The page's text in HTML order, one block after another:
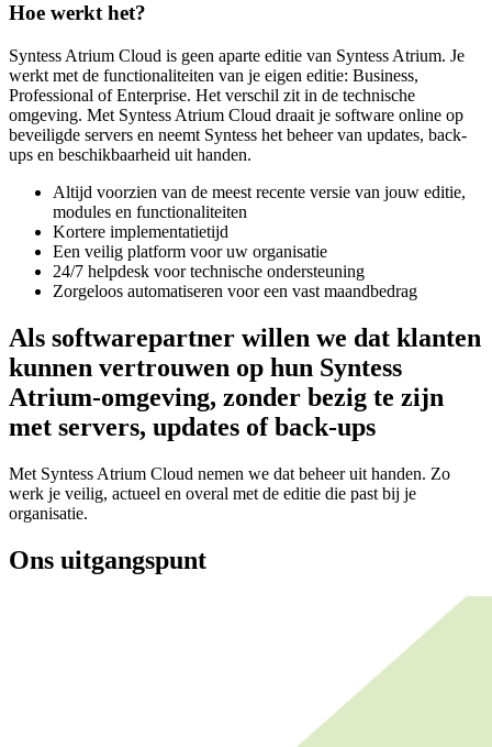
Hoe werkt het?
Syntess Atrium Cloud is geen aparte editie van Syntess Atrium. Je
werkt met de functionaliteiten van je eigen editie: Business,
Professional of Enterprise. Het verschil zit in de technische
omgeving. Met Syntess Atrium Cloud draait je software online op
beveiligde servers en neemt Syntess het beheer van updates, back-
ups en beschikbaarheid uit handen.
Altijd voorzien van de meest recente versie van jouw editie,
modules en functionaliteiten
Kortere implementatietijd
Een veilig platform voor uw organisatie
24/7 helpdesk voor technische ondersteuning
Zorgeloos automatiseren voor een vast maandbedrag
Als softwarepartner willen we dat klanten
kunnen vertrouwen op hun Syntess
Atrium-omgeving, zonder bezig te zijn
met servers, updates of back-ups
Met Syntess Atrium Cloud nemen we dat beheer uit handen. Zo
werk je veilig, actueel en overal met de editie die past bij je
organisatie.
Ons uitgangspunt